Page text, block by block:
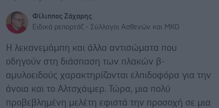
Φίλιππος Ζάχαρης
Ειδικά ρεπορτάζ - Σύλλογοι Ασθενών και ΜΚΟ
Η λεκανεμάμπη και άλλα αντισώματα που
οδηγούν στη διάσπαση των πλακών β-
αμυλοειδούς χαρακτηρίζονται ελπιδοφόρα για την
άνοια και το Αλτσχάιμερ. Τώρα, μια πολύ
προβεβλημένη μελέτη εφιστά την προσοχή σε μια